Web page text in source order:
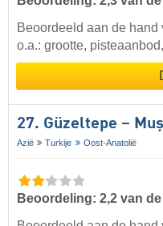
Beoordeeld aan de hand
o.a.: grootte,
27. Güzeltepe – Muş
Azië Turkije Oost-Anatolië
Beoordeling: 2,2 van